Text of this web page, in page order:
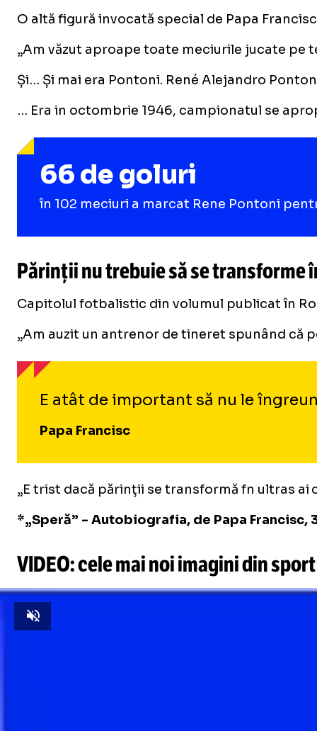
O altă figură invocată special de Papa
„Am văzut aproape toate meciurile jucate pe
Și… Și mai era Pontoni. René Alejandro
… Era in octombrie 1946, campionatul se
66 de goluri
în 102 meciuri a marcat Rene Pontoni
Părinții nu trebuie să se transforme
Capitolul fotbalistic din volumul publicat în
„Am auzit un antrenor de tineret spunând că
E atât de important să nu le
Papa Francisc
„E trist dacă părinţii se transformă fn ultras ai
*„Speră” - Autobiografia, de Papa Francisc,
VIDEO: cele mai noi imagini din sport
Unmute